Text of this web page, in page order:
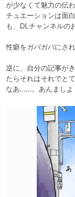
が少なくて魅力の伝
チュエーションは面
も、DLチャンネルの
性癖をガバガバにさ
逆に、自分の記事が
たらそれはそれでと
なあ……。あんましよ